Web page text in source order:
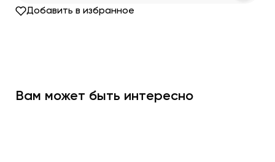
Добавить в избранное
Вам может быть интересно